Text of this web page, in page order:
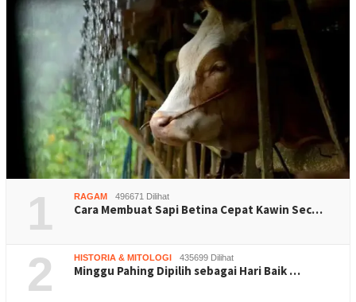
1 RAGAM 496671 Dilihat
Cara Membuat Sapi Betina Cepat Kawin Sec…
2 HISTORIA & MITOLOGI 435699 Dilihat
Minggu Pahing Dipilih sebagai Hari Baik …